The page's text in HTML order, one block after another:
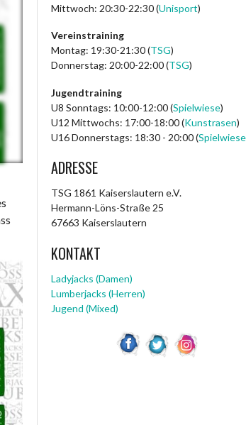
Mittwoch: 20:30-22:30 (Unisport)
Vereinstraining
Montag: 19:30-21:30 (TSG)
Donnerstag: 20:00-22:00 (TSG)
Jugendtraining
U8 Sonntags: 10:00-12:00 (Spielwiese)
U12 Mittwochs: 17:00-18:00 (Kunstrasen)
U16 Donnerstags: 18:30 - 20:00 (Spielwiese
ADRESSE
TSG 1861 Kaiserslautern e.V.
Hermann-Löns-Straße 25
67663 Kaiserslautern
KONTAKT
Ladyjacks (Damen)
Lumberjacks (Herren)
Jugend (Mixed)